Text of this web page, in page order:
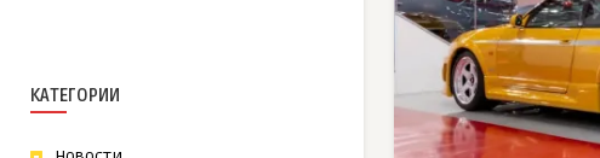
КАТЕГОРИИ